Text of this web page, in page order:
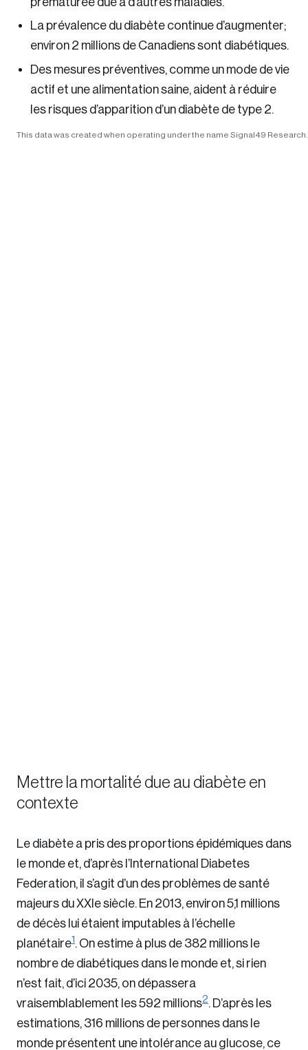
Immigration
Innovation & Technology
La prévalence du diabète continue d’augmenter;
environ 2 millions de Canadiens sont diabétiques.
Des mesures préventives, comme un mode de vie
actif et une alimentation saine, aident à réduire
les risques d’apparition d’un diabète de type 2.
Mettre la mortalité due au diabète en
contexte
Le diabète a pris des proportions épidémiques dans
le monde et, d’après l’International Diabetes
Federation, il s’agit d’un des problèmes de santé
majeurs du XXIe siècle. En 2013, environ 5,1 millions
de décès lui étaient imputables à l’échelle
planétaire1. On estime à plus de 382 millions le
nombre de diabétiques dans le monde et, si rien
n’est fait, d’ici 2035, on dépassera
vraisemblablement les 592 millions2. D’après les
estimations, 316 millions de personnes dans le
monde présentent une intolérance au glucose, ce